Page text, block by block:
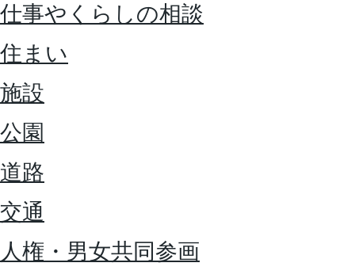
仕事やくらしの相談
住まい
施設
公園
道路
交通
人権・男女共同参画